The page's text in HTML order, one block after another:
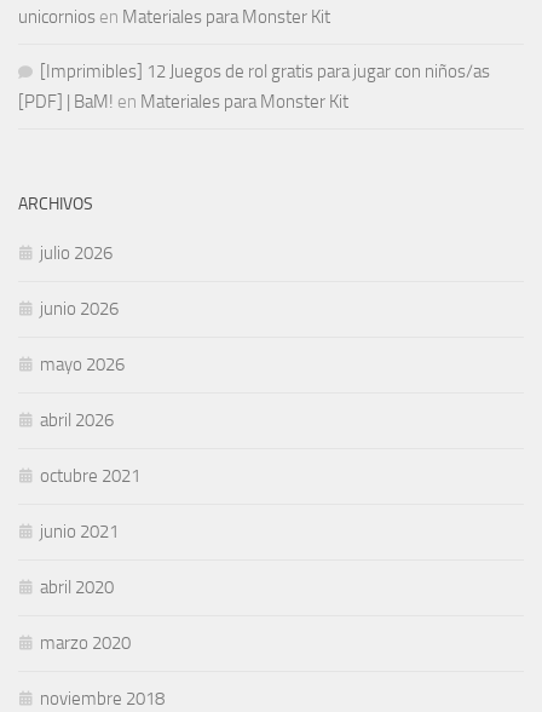
unicornios en Materiales para Monster Kit
[Imprimibles] 12 Juegos de rol gratis para jugar con niños/as
[PDF] | BaM! en Materiales para Monster Kit
ARCHIVOS
julio 2026
junio 2026
mayo 2026
abril 2026
octubre 2021
junio 2021
abril 2020
marzo 2020
noviembre 2018